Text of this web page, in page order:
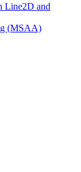
Line2D and
(MSAA)